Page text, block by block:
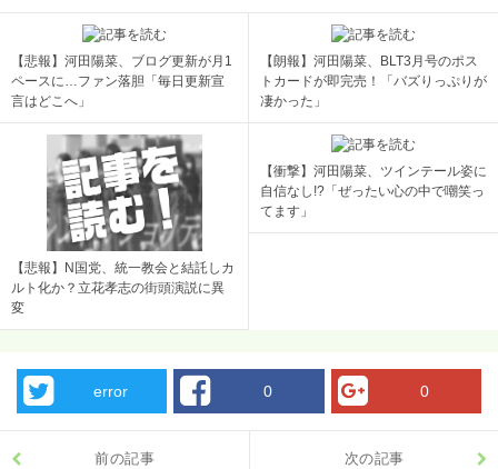
【悲報】河田陽菜、ブログ更新が月1
ペースに…ファン落胆「毎日更新宣
言はどこへ」
【朗報】河田陽菜、BLT3月号のポス
トカードが即完売！「バズりっぷりが
凄かった」
【悲報】N国党、統一教会と結託しカ
ルト化か？立花孝志の街頭演説に異
変
【衝撃】河田陽菜、ツインテール姿に
自信なし!?「ぜったい心の中で嘲笑っ
てます」
error 0 0
前の記事 次の記事